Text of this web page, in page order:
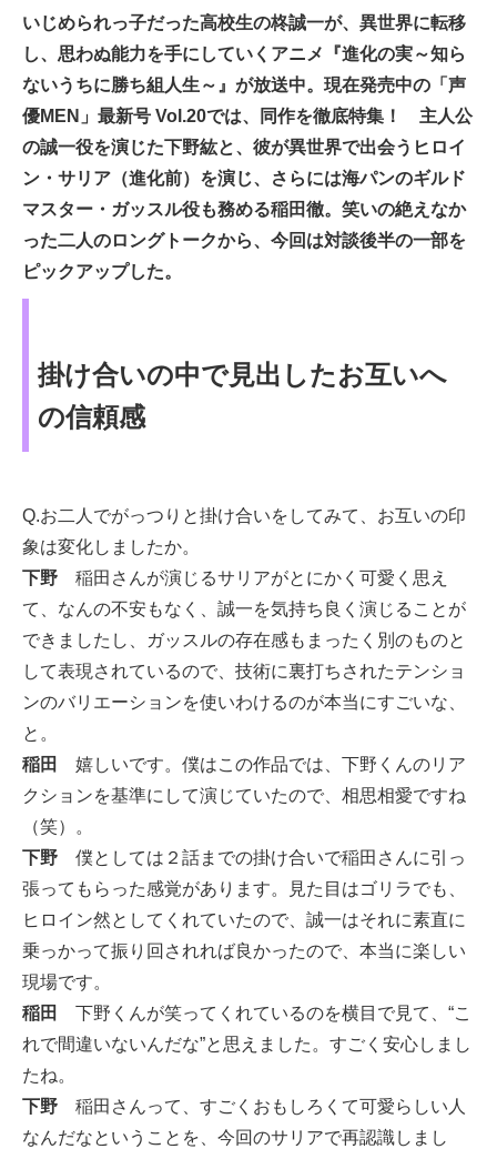
いじめられっ子だった高校生の柊誠一が、異世界に転移
し、思わぬ能力を手にしていくアニメ『進化の実～知ら
ないうちに勝ち組人生～』が放送中。現在発売中の「声
優MEN」最新号 Vol.20では、同作を徹底特集！ 主人公
の誠一役を演じた下野紘と、彼が異世界で出会うヒロイ
ン・サリア（進化前）を演じ、さらには海パンのギルド
マスター・ガッスル役も務める稲田徹。笑いの絶えなか
った二人のロングトークから、今回は対談後半の一部を
ピックアップした。
掛け合いの中で見出したお互いへ
の信頼感
Q.お二人でがっつりと掛け合いをしてみて、お互いの印
象は変化しましたか。
下野 稲田さんが演じるサリアがとにかく可愛く思え
て、なんの不安もなく、誠一を気持ち良く演じることが
できましたし、ガッスルの存在感もまったく別のものと
して表現されているので、技術に裏打ちされたテンショ
ンのバリエーションを使いわけるのが本当にすごいな、
と。
稲田
嬉しいです。僕はこの作品では、下野くんのリア
クションを基準にして演じていたので、相思相愛ですね
（笑）。
下野 僕としては２話までの掛け合いで稲田さんに引っ
張ってもらった感覚があります。見た目はゴリラでも、
ヒロイン然としてくれていたので、誠一はそれに素直に
乗っかって振り回されれば良かったので、本当に楽しい
現場です。
稲田
下野くんが笑ってくれているのを横目で見て、“こ
れで間違いないんだな”と思えました。すごく安心しまし
たね。
下野 稲田さんって、すごくおもしろくて可愛らしい人
なんだなということを、今回のサリアで再認識しまし